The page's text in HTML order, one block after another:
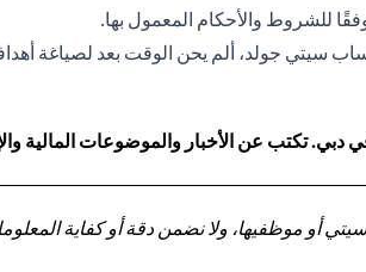
للشروط والأحكام المعمول بها.
سيتي جولد، ألم يحن الوقت بعد لصياغة
تكتب عن الأخبار والموضوعات المالية
موظفيها، ولا نضمن دقة أو كفاية